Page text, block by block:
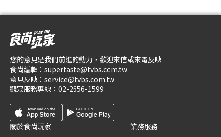
您的意見是我們前進的動力，歡迎來信或來電反映
食尚編輯： supertaste@tvbs.com.tw
意見反映： service@tvbs.com.tw
觀眾服務專線： 02-2656-1599
關於食尚玩家
業務服務